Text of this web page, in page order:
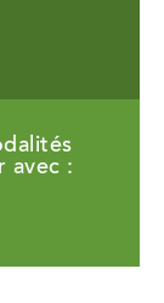
avec :